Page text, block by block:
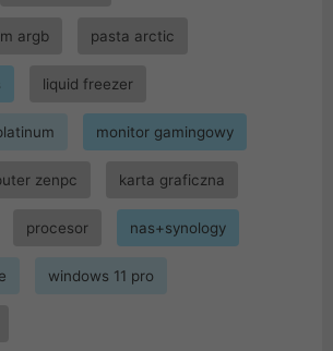
argb pasta arctic
liquid freezer
monitor gamingowy
zenpc karta graficzna
procesor nas+synology
windows 11 pro